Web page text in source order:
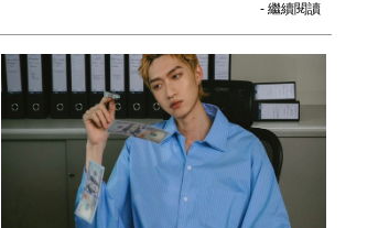
- 繼續閱讀